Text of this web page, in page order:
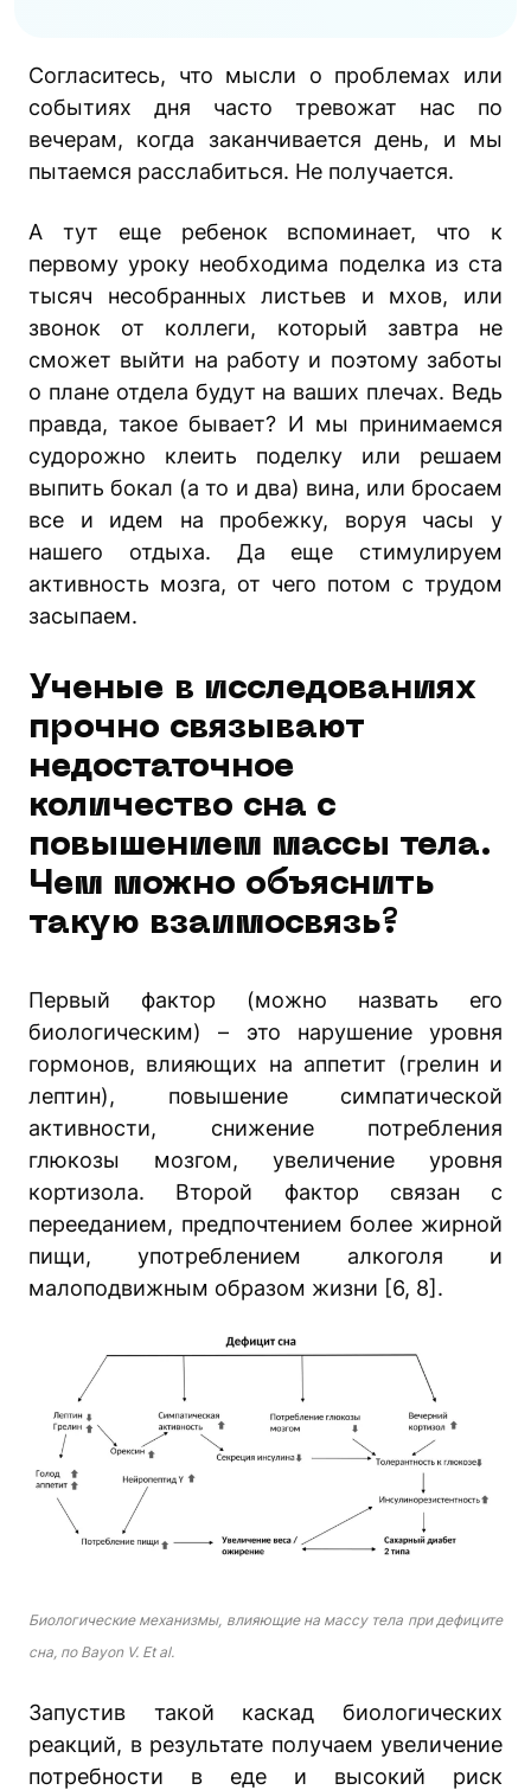
Согласитесь, что мысли о проблемах или
событиях дня часто тревожат нас по
вечерам, когда заканчивается день, и мы
пытаемся расслабиться. Не получается.
А тут еще ребенок вспоминает, что к
первому уроку необходима поделка из ста
тысяч несобранных листьев и мхов, или
звонок от коллеги, который завтра не
сможет выйти на работу и поэтому заботы
о плане отдела будут на ваших плечах. Ведь
правда, такое бывает? И мы принимаемся
судорожно клеить поделку или решаем
выпить бокал (а то и два) вина, или бросаем
все и идем на пробежку, воруя часы у
нашего отдыха. Да еще стимулируем
активность мозга, от чего потом с трудом
засыпаем.
Ученые в исследованиях
прочно связывают
недостаточное
количество сна с
повышением массы тела.
Чем можно объяснить
такую взаимосвязь?
Первый фактор (можно назвать его
биологическим) – это нарушение уровня
гормонов, влияющих на аппетит (грелин и
лептин), повышение симпатической
активности, снижение потребления
глюкозы мозгом, увеличение уровня
кортизола. Второй фактор связан с
перееданием, предпочтением более жирной
пищи, употреблением алкоголя и
малоподвижным образом жизни [6, 8].
Биологические механизмы, влияющие на массу тела при дефиците
сна, по Bayon V. Et al.
Запустив такой каскад биологических
реакций, в результате получаем увеличение
потребности в еде и высокий риск